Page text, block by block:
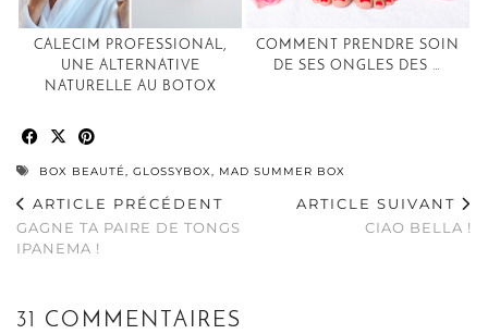
CALECIM PROFESSIONAL,
UNE ALTERNATIVE
NATURELLE AU BOTOX
COMMENT PRENDRE SOIN
DE SES ONGLES DES …
BOX BEAUTÉ, GLOSSYBOX, MAD SUMMER BOX
ARTICLE PRÉCÉDENT
GAGNE TA PAIRE DE TONGS
IPANEMA !
ARTICLE SUIVANT
CIAO BELLA !
31 COMMENTAIRES